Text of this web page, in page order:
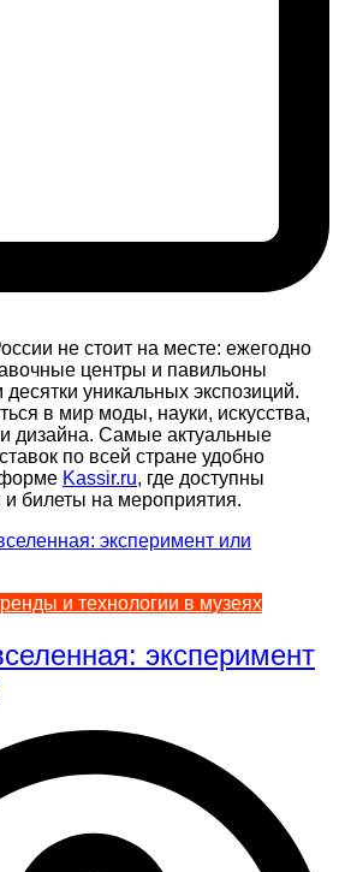
не стоит на месте: ежегодно
центры и павильоны
уникальных экспозиций.
в мир моды, науки, искусства,
дизайна. Самые актуальные
по всей стране удобно
Kassir.ru, где доступны
билеты на мероприятия.
и технологии в музеях
эксперимент